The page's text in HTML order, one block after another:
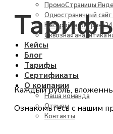
ПромоСтраницы
Одностраничный
Настройка Битрикс24
Сквозная аналитика
Кейсы
Блог
Тарифы
Сертификаты
О компании
Наша команда
Отзывы
Контакты
Каждый рубль,
Ознакомьтесь с нашим